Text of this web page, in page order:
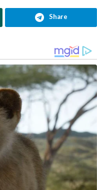
പെൺകുട്ടി
ലൈംഗിക
പ്രകാരം
കൂടുതൽ
സംഭവത്തിൽ
ഉണ്ടോയെന്ന്
സ്വകാര്യതയെയും
Share